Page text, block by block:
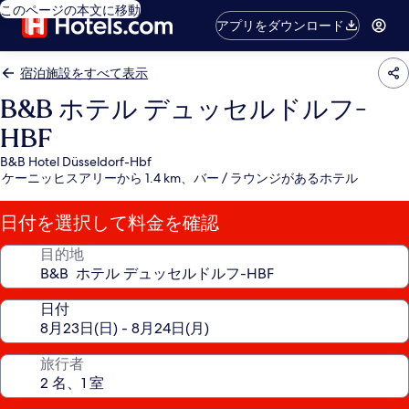
このページの本文に移動
アプリをダウンロード
宿泊施設をすべて表示
B&B ホテル デュッセルドルフ-
HBF
B&B Hotel Düsseldorf-Hbf
ケーニッヒスアリーから 1.4 km、バー / ラウンジがあるホテル
日付を選択して料金を確認
目的地
日付
旅行者